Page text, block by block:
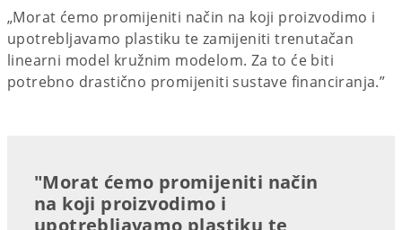
„Morat ćemo promijeniti način na koji proizvodimo i
upotrebljavamo plastiku te zamijeniti trenutačan
linearni model kružnim modelom. Za to će biti
potrebno drastično promijeniti sustave financiranja.”
"Morat ćemo promijeniti način
na koji proizvodimo i
upotrebljavamo plastiku te